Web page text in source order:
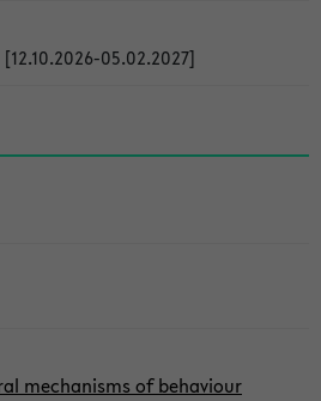
05.02.2027]
mechanisms of behaviour